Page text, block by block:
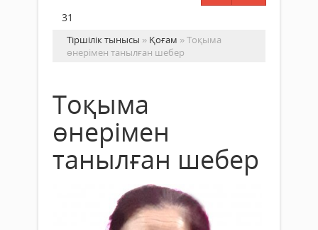
31
Тіршілік тынысы » Қоғам » Тоқыма
өнерімен танылған шебер
Тоқыма
өнерімен
танылған шебер